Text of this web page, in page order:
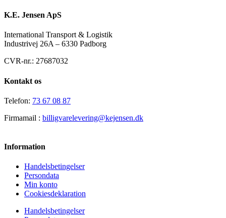
K.E. Jensen ApS
International Transport & Logistik
Industrivej 26A – 6330 Padborg
CVR-nr.: 27687032
Kontakt os
Telefon: 73 67 08 87
Firmamail : billigvarelevering@kejensen.dk
Information
Handelsbetingelser
Persondata
Min konto
Cookiesdeklaration
Handelsbetingelser